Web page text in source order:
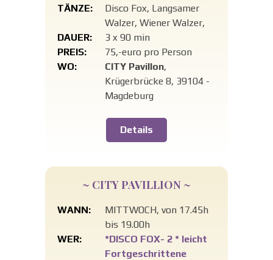
TÄNZE:
Disco Fox, Langsamer
Walzer, Wiener Walzer,
DAUER:
3 x 90 min
PREIS:
75,-euro pro Person
WO:
CITY Pavillon,
Krügerbrücke 8, 39104 -
Magdeburg
Details
~ CITY PAVILLION ~
WANN:
MITTWOCH, von 17.45h
bis 19.00h
WER:
*DISCO FOX- 2 * leicht
Fortgeschrittene